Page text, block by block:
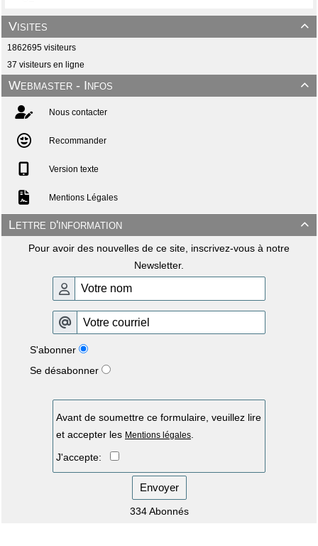

Visites
1862695 visiteurs
37 visiteurs en ligne

Webmaster - Infos
Nous contacter
Recommander
Version texte
Mentions Légales

Lettre d'information
Pour avoir des nouvelles de ce site, inscrivez-vous à notre
Newsletter.
S'abonner
Se désabonner
Avant de soumettre ce formulaire, veuillez lire
et accepter les Mentions légales.
J'accepte:
Envoyer
334 Abonnés